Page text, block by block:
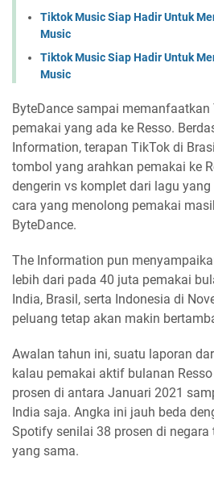
Tiktok Music Siap Hadir Untuk
Music
Tiktok Music Siap Hadir Untuk
Music
ByteDance sampai
pemakai yang ada ke Resso.
Information, terapan TikTok di
tombol yang arahkan pemakai ke
dengerin vs komplet dari lagu
cara yang menolong pemakai
ByteDance.
The Information pun
lebih dari pada 40 juta pemakai
India, Brasil, serta Indonesia di
peluang tetap akan makin
Awalan tahun ini, suatu laporan
kalau pemakai aktif bulanan
prosen di antara Januari 2021
India saja. Angka ini jauh beda
Spotify senilai 38 prosen di negara
yang sama.